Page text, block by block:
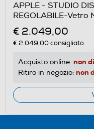
APPLE - STUDIO
REGOLABILE-Vetro
€ 2.049,00
€ 2.049,00consigliato
Acquisto online: non
Ritiro in negozio: non